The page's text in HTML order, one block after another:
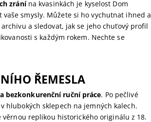
zránína kvasinkách je kyselost Dom
smysly. Můžete si ho vychutnat ihned a
a sledovat, jak se jeho chuťový profil
s každým rokem. Nechte se
ŘEMESLA
bezkonkurenční ruční práce. Po pečlivé
hlubokých sklepech na jemných kalech.
věrnou replikou historického originálu z 18.